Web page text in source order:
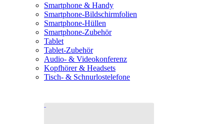
Smartphone & Handy
Smartphone-Bildschirmfolien
Smartphone-Hüllen
Smartphone-Zubehör
Tablet
Tablet-Zubehör
Audio- & Videokonferenz
Kopfhörer & Headsets
Tisch- & Schnurlostelefone